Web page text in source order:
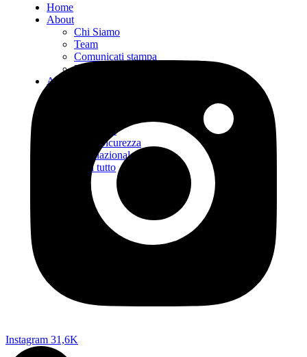
Home
About
Chi Siamo
Team
Comunicati stampa
Entra in OriPo
Analisi e Ricerca
Desk Sicurezza
Internazionale
Vedi tutto
PROMPT
Instagram 31,6K